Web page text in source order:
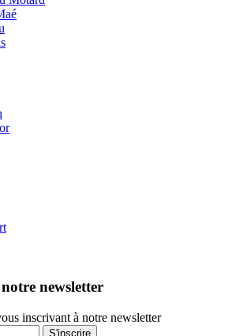
newsletter
inscrivant à notre newsletter
S'inscrire